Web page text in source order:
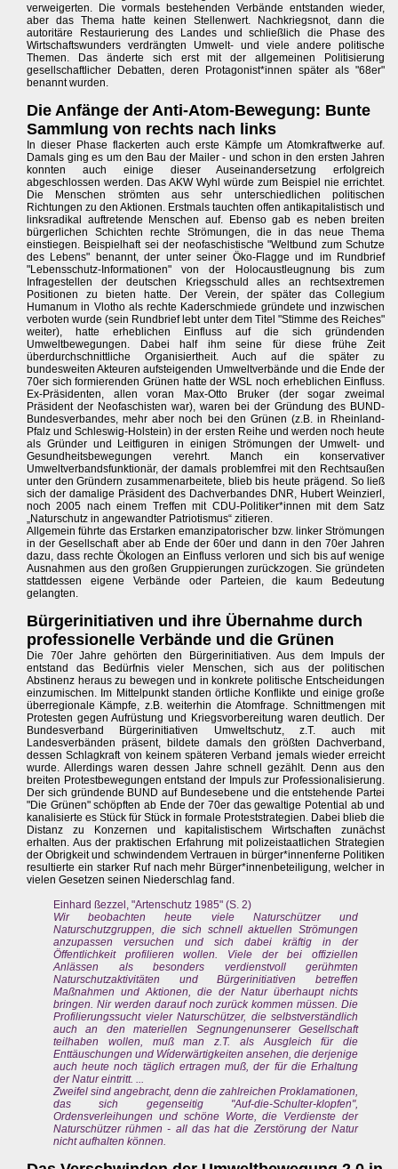
verweigerten. Die vormals bestehenden Verbände entstanden wieder,
aber das Thema hatte keinen Stellenwert. Nachkriegsnot, dann die
autoritäre Restaurierung des Landes und schließlich die Phase des
Wirtschaftswunders verdrängten Umwelt- und viele andere politische
Themen. Das änderte sich erst mit der allgemeinen Politisierung
gesellschaftlicher Debatten, deren Protagonist*innen später als "68er"
benannt wurden.
Die Anfänge der Anti-Atom-Bewegung: Bunte
Sammlung von rechts nach links
In dieser Phase flackerten auch erste Kämpfe um Atomkraftwerke auf.
Damals ging es um den Bau der Mailer - und schon in den ersten Jahren
konnten auch einige dieser Auseinandersetzung erfolgreich
abgeschlossen werden. Das AKW Wyhl würde zum Beispiel nie errichtet.
Die Menschen strömten aus sehr unterschiedlichen politischen
Richtungen zu den Aktionen. Erstmals tauchten offen antikapitalistisch und
linksradikal auftretende Menschen auf. Ebenso gab es neben breiten
bürgerlichen Schichten rechte Strömungen, die in das neue Thema
einstiegen. Beispielhaft sei der neofaschistische "Weltbund zum Schutze
des Lebens" benannt, der unter seiner Öko-Flagge und im Rundbrief
"Lebensschutz-Informationen" von der Holocaustleugnung bis zum
Infragestellen der deutschen Kriegsschuld alles an rechtsextremen
Positionen zu bieten hatte. Der Verein, der später das Collegium
Humanum in Vlotho als rechte Kaderschmiede gründete und inzwischen
verboten wurde (sein Rundbrief lebt unter dem Titel "Stimme des Reiches"
weiter), hatte erheblichen Einfluss auf die sich gründenden
Umweltbewegungen. Dabei half ihm seine für diese frühe Zeit
überdurchschnittliche Organisiertheit. Auch auf die später zu
bundesweiten Akteuren aufsteigenden Umweltverbände und die Ende der
70er sich formierenden Grünen hatte der WSL noch erheblichen Einfluss.
Ex-Präsidenten, allen voran Max-Otto Bruker (der sogar zweimal
Präsident der Neofaschisten war), waren bei der Gründung des BUND-
Bundesverbandes, mehr aber noch bei den Grünen (z.B. in Rheinland-
Pfalz und Schleswig-Holstein) in der ersten Reihe und werden noch heute
als Gründer und Leitfiguren in einigen Strömungen der Umwelt- und
Gesundheitsbewegungen verehrt. Manch ein konservativer
Umweltverbandsfunktionär, der damals problemfrei mit den Rechtsaußen
unter den Gründern zusammenarbeitete, blieb bis heute prägend. So ließ
sich der damalige Präsident des Dachverbandes DNR, Hubert Weinzierl,
noch 2005 nach einem Treffen mit CDU-Politiker*innen mit dem Satz
„Naturschutz in angewandter Patriotismus“ zitieren.
Allgemein führte das Erstarken emanzipatorischer bzw. linker Strömungen
in der Gesellschaft aber ab Ende der 60er und dann in den 70er Jahren
dazu, dass rechte Ökologen an Einfluss verloren und sich bis auf wenige
Ausnahmen aus den großen Gruppierungen zurückzogen. Sie gründeten
stattdessen eigene Verbände oder Parteien, die kaum Bedeutung
gelangten.
Bürgerinitiativen und ihre Übernahme durch
professionelle Verbände und die Grünen
Die 70er Jahre gehörten den Bürgerinitiativen. Aus dem Impuls der
entstand das Bedürfnis vieler Menschen, sich aus der politischen
Abstinenz heraus zu bewegen und in konkrete politische Entscheidungen
einzumischen. Im Mittelpunkt standen örtliche Konflikte und einige große
überregionale Kämpfe, z.B. weiterhin die Atomfrage. Schnittmengen mit
Protesten gegen Aufrüstung und Kriegsvorbereitung waren deutlich. Der
Bundesverband Bürgerinitiativen Umweltschutz, z.T. auch mit
Landesverbänden präsent, bildete damals den größten Dachverband,
dessen Schlagkraft von keinem späteren Verband jemals wieder erreicht
wurde. Allerdings waren dessen Jahre schnell gezählt. Denn aus den
breiten Protestbewegungen entstand der Impuls zur Professionalisierung.
Der sich gründende BUND auf Bundesebene und die entstehende Partei
"Die Grünen" schöpften ab Ende der 70er das gewaltige Potential ab und
kanalisierte es Stück für Stück in formale Proteststrategien. Dabei blieb die
Distanz zu Konzernen und kapitalistischem Wirtschaften zunächst
erhalten. Aus der praktischen Erfahrung mit polizeistaatlichen Strategien
der Obrigkeit und schwindendem Vertrauen in bürger*innenferne Politiken
resultierte ein starker Ruf nach mehr Bürger*innenbeteiligung, welcher in
vielen Gesetzen seinen Niederschlag fand.
Einhard ßezzel, "Artenschutz 1985" (S. 2)
Wir beobachten heute viele Naturschützer und
Naturschutzgruppen, die sich schnell aktuellen Strömungen
anzupassen versuchen und sich dabei kräftig in der
Öffentlichkeit profilieren wollen. Viele der bei offiziellen
Anlässen als besonders verdienstvoll gerühmten
Naturschutzaktivitäten und Bürgerinitiativen betreffen
Maßnahmen und Aktionen, die der Natur überhaupt nichts
bringen. Nir werden darauf noch zurück kommen müssen. Die
Profilierungssucht vieler Naturschützer, die selbstverständlich
auch an den materiellen Segnungenunserer Gesellschaft
teilhaben wollen, muß man z.T. als Ausgleich für die
Enttäuschungen und Wíderwärtigkeiten ansehen, die derjenige
auch heute noch täglich ertragen muß, der für die Erhaltung
der Natur eintritt. ...
Zweifel sind angebracht, denn die zahlreichen Proklamationen,
das sich gegenseitig "Auf-die-Schulter-klopfen",
Ordensverleihungen und schöne Worte, die Verdienste der
Naturschützer rühmen - all das hat die Zerstörung der Natur
nicht aufhalten können.